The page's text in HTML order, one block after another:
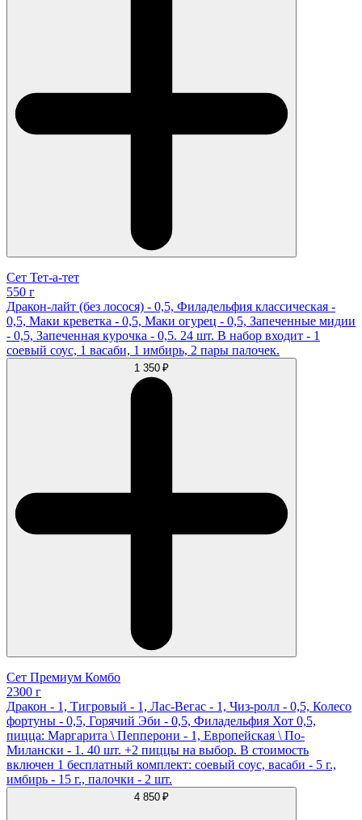
Сет Тет-а-тет
550 г
Дракон-лайт (без лосося) - 0,5, Филадельфия классическая -
0,5, Маки креветка - 0,5, Маки огурец - 0,5, Запеченные мидии
- 0,5, Запеченная курочка - 0,5. 24 шт. В набор входит - 1
соевый соус, 1 васаби, 1 имбирь, 2 пары палочек.
1 350 ₽
Сет Премиум Комбо
2300 г
Дракон - 1, Тигровый - 1, Лас-Вегас - 1, Чиз-ролл - 0,5, Колесо
фортуны - 0,5, Горячий Эби - 0,5, Филадельфия Хот 0,5,
пицца: Маргарита \ Пепперони - 1, Европейская \ По-
Милански - 1. 40 шт. +2 пиццы на выбор. В стоимость
включен 1 бесплатный комплект: соевый соус, васаби - 5 г.,
имбирь - 15 г., палочки - 2 шт.
4 850 ₽